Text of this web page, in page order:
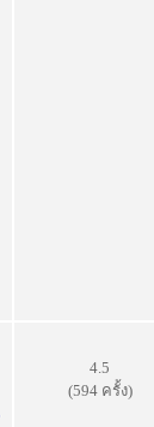
4.5
(594 ครั้ง)